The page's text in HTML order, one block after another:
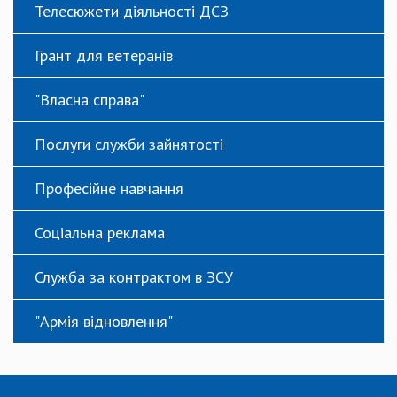
Телесюжети діяльності ДСЗ
Грант для ветеранів
"Власна справа"
Послуги служби зайнятості
Професійне навчання
Соціальна реклама
Служба за контрактом в ЗСУ
"Армія відновлення"